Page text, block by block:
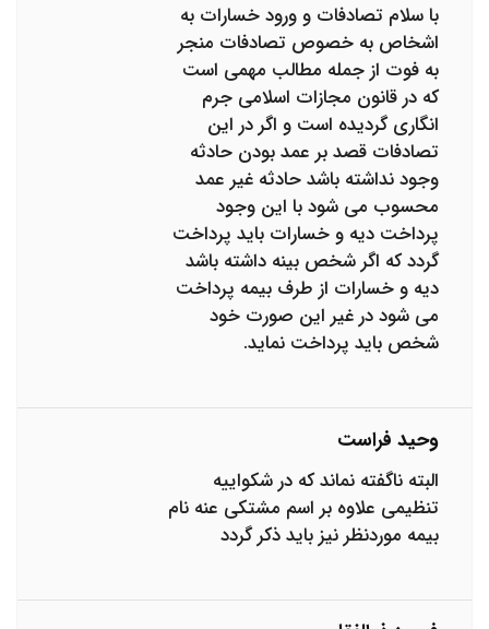
با سلام تصادفات و ورود خسارات به
اشخاص به خصوص تصادفات منجر
به فوت از جمله مطالب مهمی است
که در قانون مجازات اسلامی جرم
انگاری گردیده است و اگر در این
تصادفات قصد بر عمد بودن حادثه
وجود نداشته باشد حادثه غیر عمد
محسوب می شود با این وجود
پرداخت دیه و خسارات باید پرداخت
گردد که اگر شخص بینه داشته باشد
دیه و خسارات از طرف بیمه پرداخت
می شود در غیر این صورت خود
شخص باید پرداخت نماید.
وحید فراست
البته ناگفته نماند که در شکواییه
تنظیمی علاوه بر اسم مشتکی عنه نام
بیمه موردنظر نیز باید ذکر گردد